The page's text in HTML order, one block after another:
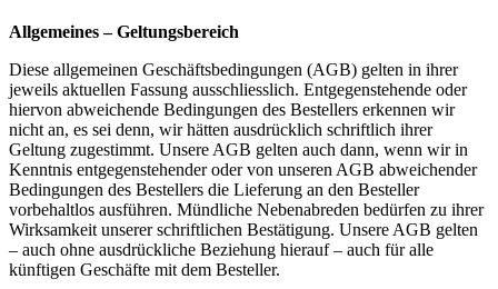
Allgemeines – Geltungsbereich
Diese allgemeinen Geschäftsbedingungen (AGB) gelten in ihrer
jeweils aktuellen Fassung ausschliesslich. Entgegenstehende oder
hiervon abweichende Bedingungen des Bestellers erkennen wir
nicht an, es sei denn, wir hätten ausdrücklich schriftlich ihrer
Geltung zugestimmt. Unsere AGB gelten auch dann, wenn wir in
Kenntnis entgegenstehender oder von unseren AGB abweichender
Bedingungen des Bestellers die Lieferung an den Besteller
vorbehaltlos ausführen. Mündliche Nebenabreden bedürfen zu ihrer
Wirksamkeit unserer schriftlichen Bestätigung. Unsere AGB gelten
– auch ohne ausdrückliche Beziehung hierauf – auch für alle
künftigen Geschäfte mit dem Besteller.